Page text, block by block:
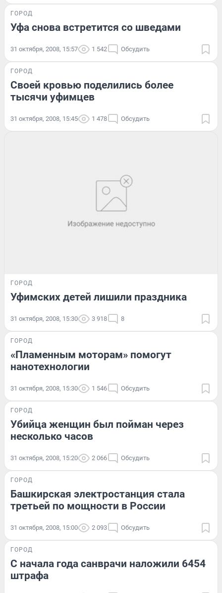
ГОРОД
Уфа снова встретится со шведами
31 октября, 2008, 15:57 1 542 Обсудить
ГОРОД
Своей кровью поделились более
тысячи уфимцев
31 октября, 2008, 15:45 1 478 Обсудить
ГОРОД
Уфимских детей лишили праздника
31 октября, 2008, 15:30 3 918 8
ГОРОД
«Пламенным моторам» помогут
нанотехнологии
31 октября, 2008, 15:30 1 546 Обсудить
ГОРОД
Убийца женщин был пойман через
несколько часов
31 октября, 2008, 15:20 2 066 Обсудить
ГОРОД
Башкирская электростанция стала
третьей по мощности в России
31 октября, 2008, 15:00 2 093 Обсудить
ГОРОД
С начала года санврачи наложили 6454
штрафа